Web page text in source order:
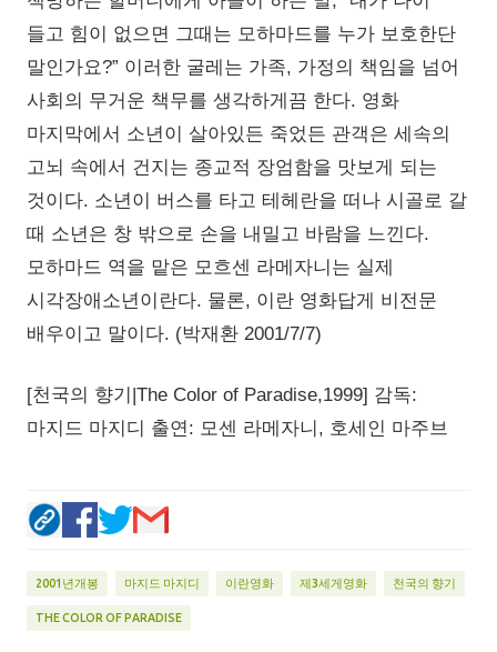
들고 힘이 없으면 그때는 모하마드를 누가 보호한단
말인가요?” 이러한 굴레는 가족, 가정의 책임을 넘어
사회의 무거운 책무를 생각하게끔 한다. 영화
마지막에서 소년이 살아있든 죽었든 관객은 세속의
고뇌 속에서 건지는 종교적 장엄함을 맛보게 되는
것이다. 소년이 버스를 타고 테헤란을 떠나 시골로 갈
때 소년은 창 밖으로 손을 내밀고 바람을 느낀다.
모하마드 역을 맡은 모흐센 라메자니는 실제
시각장애소년이란다. 물론, 이란 영화답게 비전문
배우이고 말이다. (박재환 2001/7/7)
[천국의 향기|The Color of Paradise,1999] 감독:
마지드 마지디 출연: 모센 라메자니, 호세인 마주브
2001년개봉 마지드 마지디 이란영화 제3세게영화 천국의 향기
THE COLOR OF PARADISE